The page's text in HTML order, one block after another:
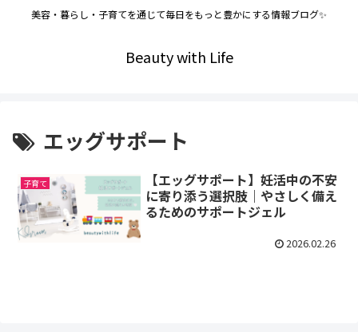
美容・暮らし・子育てを通じて毎日をもっと豊かにする情報ブログ✨
Beauty with Life
エッグサポート
子育て
【エッグサポート】妊活中の不安
に寄り添う選択肢｜やさしく備え
るためのサポートジェル
2026.02.26